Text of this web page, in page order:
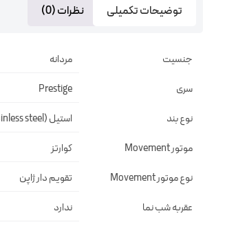
توضیحات تکمیلی نظرات (0)
جنسیت مردانه
سری Prestige
نوع بند استیل (stainless steel)
موتور Movement کوارتز
نوع موتور Movement تقويم دار ژاپن
عقربه شب نما ندارد